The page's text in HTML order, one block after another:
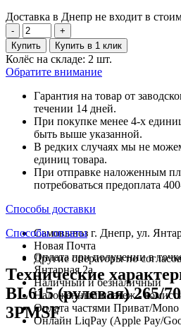
Доставка в Днепр не входит в
-
+
Купить
Купить в 1 клик
Колёс на складе: 2 шт.
Обратите внимание
Гарантия на товар от
течении 14 дней.
При покупке менее 4-х
быть выше указанной.
В редких случаях мы не
единиц товара.
При отправке наложенным
потребоваться предоплата
Способы доставки
Самовывоз г. Днепр, ул.
Новая Почта
Другие операторы по
Способы оплаты
Оплата при получении в
Янтарная 2а
Наличный и безналичный
Наложенный платеж -
Оплата частями Приват/Mono
Онлайн LiqPay (Apple Pay/
Технические
BL615 (рулевая) 265/
3PMSF